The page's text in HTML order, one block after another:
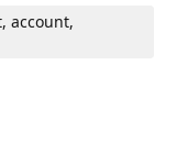
account,